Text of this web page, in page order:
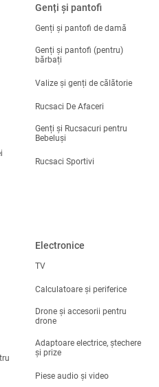
Genți și pantofi
Genți și pantofi de damă
Genți și pantofi (pentru)
bărbați
Valize și genți de călătorie
Rucsaci De Afaceri
Genți și Rucsacuri pentru
Bebeluși
Rucsaci Sportivi
Electronice
TV
Calculatoare și periferice
Drone și accesorii pentru
drone
Adaptoare electrice, ștechere
și prize
Piese audio și video